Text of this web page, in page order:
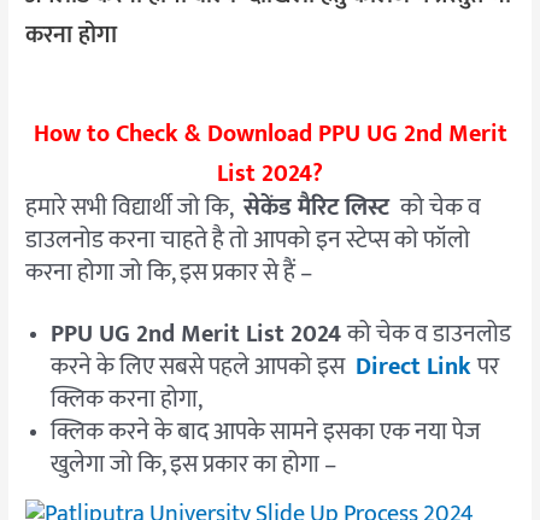
करना होगा
How to Check & Download PPU UG 2nd Merit
List 2024?
हमारे सभी विद्यार्थी जो कि,सेकेंड मैरिट लिस्ट को चेक व
डाउलनोड करना चाहते है तो आपको इन स्टेप्स को फॉलो
करना होगा जो कि, इस प्रकार से हैं –
PPU UG 2nd Merit List 2024को चेक व डाउनलोड
करने के लिए सबसे पहले आपको इस Direct Linkपर
क्लिक करना होगा,
क्लिक करने के बाद आपके सामने इसका एक नया पेज
खुलेगा जो कि, इस प्रकार का होगा –